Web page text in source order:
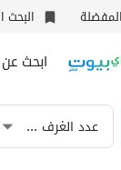
ابحث
عدد الغرف & الحمامات